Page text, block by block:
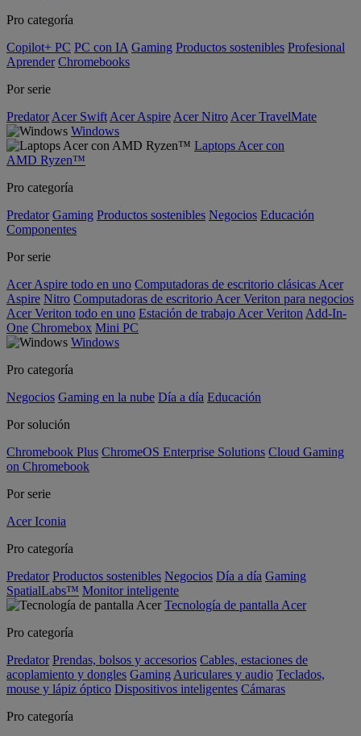
Pro categoría
Copilot+ PC PC con IA Gaming Productos sostenibles Profesional
Aprender Chromebooks
Por serie
Predator Acer Swift Acer Aspire Acer Nitro Acer TravelMate
Windows
Laptops Acer con
AMD Ryzen™
Pro categoría
Predator Gaming Productos sostenibles Negocios Educación
Componentes
Por serie
Acer Aspire todo en uno Computadoras de escritorio clásicas Acer
Aspire Nitro Computadoras de escritorio Acer Veriton para negocios
Acer Veriton todo en uno Estación de trabajo Acer Veriton Add-In-
One Chromebox Mini PC
Windows
Pro categoría
Negocios Gaming en la nube Día a día Educación
Por solución
Chromebook Plus ChromeOS Enterprise Solutions Cloud Gaming
on Chromebook
Por serie
Acer Iconia
Pro categoría
Predator Productos sostenibles Negocios Día a día Gaming
SpatialLabs™ Monitor inteligente
Tecnología de pantalla Acer
Pro categoría
Predator Prendas, bolsos y accesorios Cables, estaciones de
acoplamiento y dongles Gaming Auriculares y audio Teclados,
mouse y lápiz óptico Dispositivos inteligentes Cámaras
Pro categoría